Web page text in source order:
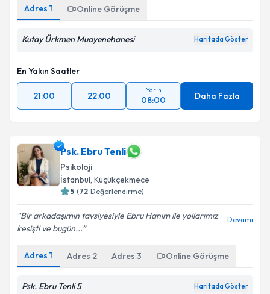
Adres 1 Online Görüşme
Kutay Ürkmen Muayenehanesi Haritada Göster
En Yakın Saatler
21:00 22:00
Yarın
08:00 Daha Fazla
Psk. Ebru Tenli
Psikoloji
İstanbul, Küçükçekmece
5 (72 Değerlendirme)
Bir arkadaşımın tavsiyesiyle Ebru Hanım ile yollarımız
kesişti ve bugün...
Devamı
Adres 1 Adres 2 Adres 3 Online Görüşme
Psk. Ebru Tenli 5 Haritada Göster